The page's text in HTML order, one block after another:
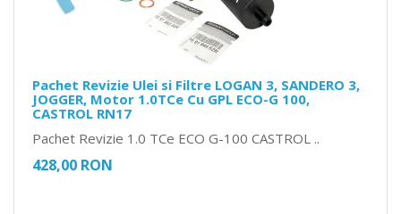
Pachet Revizie Ulei si Filtre LOGAN 3, SANDERO 3,
JOGGER, Motor 1.0TCe Cu GPL ECO-G 100,
CASTROL RN17
Pachet Revizie 1.0 TCe ECO G-100 CASTROL ..
428,00 RON